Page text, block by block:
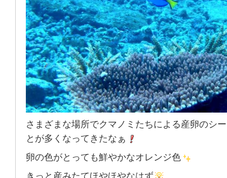
さまざまな場所でクマノミたちによる産卵のシ
とが多くなってきたなぁ
卵の色がとっても鮮やかなオレンジ色
きっと産みたてほやほやなはず